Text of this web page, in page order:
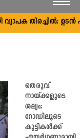
തിരച്ചിൽ; ഉടൻ
തെരുവ്
നായ്ക്കളുടെ
ശല്യം;
റോഡിലൂടെ
കുട്ടികൾക്ക്